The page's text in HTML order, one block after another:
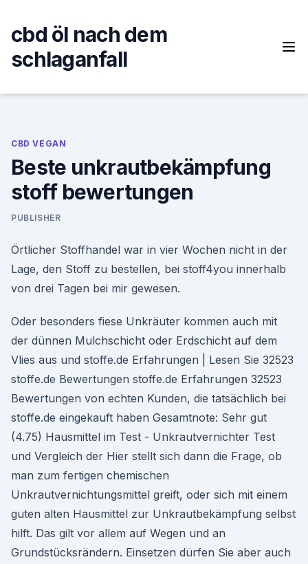
content
cbd öl nach dem
schlaganfall
CBD VEGAN
Beste unkrautbekämpfung
stoff bewertungen
PUBLISHER
Örtlicher Stoffhandel war in vier Wochen nicht in der
Lage, den Stoff zu bestellen, bei stoff4you innerhalb
von drei Tagen bei mir gewesen.
Oder besonders fiese Unkräuter kommen auch mit
der dünnen Mulchschicht oder Erdschicht auf dem
Vlies aus und stoffe.de Erfahrungen | Lesen Sie 32523
stoffe.de Bewertungen stoffe.de Erfahrungen 32523
Bewertungen von echten Kunden, die tatsächlich bei
stoffe.de eingekauft haben Gesamtnote: Sehr gut
(4.75) Hausmittel im Test - Unkrautvernichter Test
und Vergleich der Hier stellt sich dann die Frage, ob
man zum fertigen chemischen
Unkrautvernichtungsmittel greift, oder sich mit einem
guten alten Hausmittel zur Unkrautbekämpfung selbst
hilft. Das gilt vor allem auf Wegen und an
Grundstücksrändern. Einsetzen dürfen Sie aber auch